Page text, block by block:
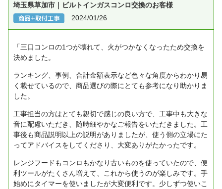
埼玉県草加市｜ビルトインガスコンロ交換のお客様
2024/01/26
「三口コンロの1つが壊れて、火がつかなくなったため交換を
決めました。
ランキング、事例、合計金額表示など色々な角度からわかり易
く載せているので、商品選びの際にとても参考になり助かりま
した。
工事担当の方はとても親切で感じの良い方で、工事中も大きな
音に配慮いただき、随時細やかなご報告をいただきました。工
事後も商品説明以上の説明がありましたが、使う側の立場にた
ってアドバイスをしてくださり、大変ありがたかったです。
レンジフードもコンロもかなり古いものを使っていたので、便
利ツールがたくさん増えて、これから使うのが楽しみです。手
始めにタイマーを使いましたが大変便利です。少しずつ使いこ